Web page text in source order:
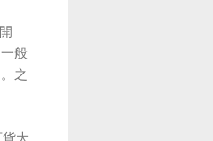
般
之